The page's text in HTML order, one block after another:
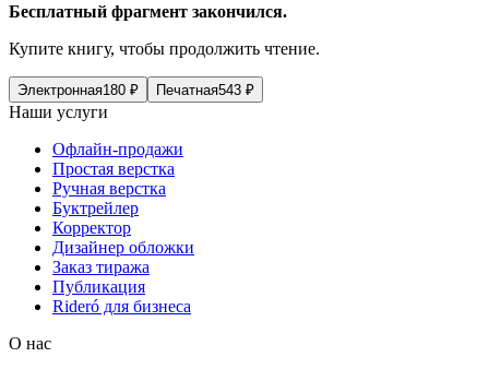
Бесплатный фрагмент закончился.
Купите книгу, чтобы продолжить чтение.
Электронная180 ₽ Печатная543 ₽
Наши услуги
Офлайн-продажи
Простая верстка
Ручная верстка
Буктрейлер
Корректор
Дизайнер обложки
Заказ тиража
Публикация
Rideró для бизнеса
О нас